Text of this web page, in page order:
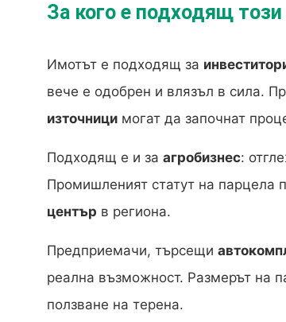
За кого е подходящ
Имотът е подходящ за
вече е одобрен и влязъл в сила.
източници могат да започнат
Подходящ е и за агробизнес:
Промишленият статут на парцела
център в региона.
Предприемачи, търсещи
реална възможност. Размерът на
ползване на терена.